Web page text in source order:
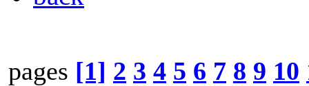
pages [1] 2 3 4 5 6 7 8 9 10